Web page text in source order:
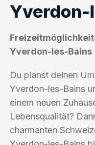
Yverdon-
Yverdon-les-Bains
Du planst deinen
Yverdon-les-Bains
einem neuen
Lebensqualität?
charmanten